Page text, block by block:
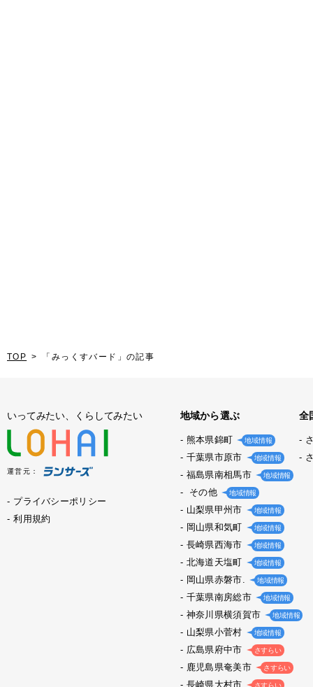
TOP 「みっくすバード」の記事
いってみたい、くらしてみたい
運営元：
プライバシーポリシー
利用規約
地域から選ぶ
熊本県錦町 地域情報
千葉県市原市 地域情報
福島県南相馬市 地域情報
その他 地域情報
山梨県甲州市 地域情報
岡山県和気町 地域情報
長崎県西海市 地域情報
北海道天塩町 地域情報
岡山県赤磐市. 地域情報
千葉県南房総市 地域情報
神奈川県横須賀市 地域情報
山梨県小菅村 地域情報
広島県府中市 さすらい
鹿児島県奄美市 さすらい
長崎県大村市 さすらい
全